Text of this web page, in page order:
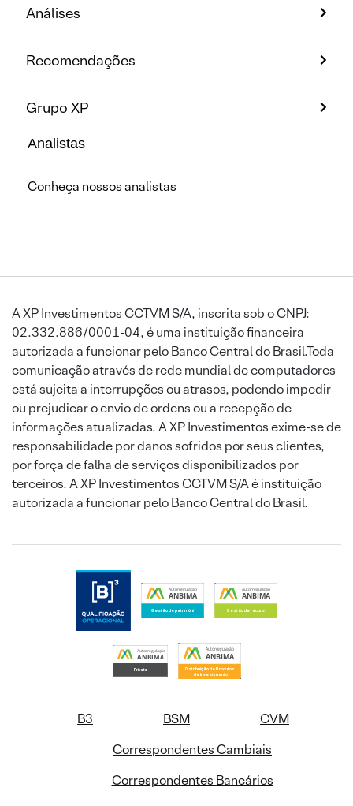
Análises
Recomendações
Grupo XP
Analistas
Conheça nossos analistas
A XP Investimentos CCTVM S/A, inscrita sob o CNPJ:
02.332.886/0001-04, é uma instituição financeira
autorizada a funcionar pelo Banco Central do Brasil.Toda
comunicação através de rede mundial de computadores
está sujeita a interrupções ou atrasos, podendo impedir
ou prejudicar o envio de ordens ou a recepção de
informações atualizadas. A XP Investimentos exime-se de
responsabilidade por danos sofridos por seus clientes,
por força de falha de serviços disponibilizados por
terceiros. A XP Investimentos CCTVM S/A é instituição
autorizada a funcionar pelo Banco Central do Brasil.
B3 BSM
CVM
Correspondentes Cambiais
Correspondentes Bancários